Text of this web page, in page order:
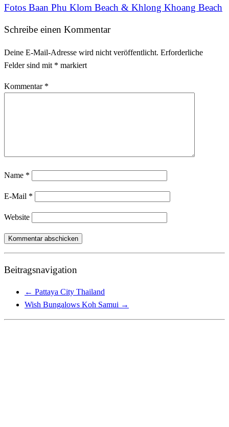
Fotos Baan Phu Klom Beach & Khlong Khoang Beach
Schreibe einen Kommentar
Deine E-Mail-Adresse wird nicht veröffentlicht. Erforderliche
Felder sind mit * markiert
Kommentar *
Name *
E-Mail *
Website
Beitragsnavigation
← Pattaya City Thailand
Wish Bungalows Koh Samui →